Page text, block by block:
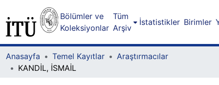
Bölümler ve
Koleksiyonlar
Tüm
Arşiv
İstatistikler Birimler
Anasayfa Temel Kayıtlar
Araştırmacılar
KANDİL, İSMAİL